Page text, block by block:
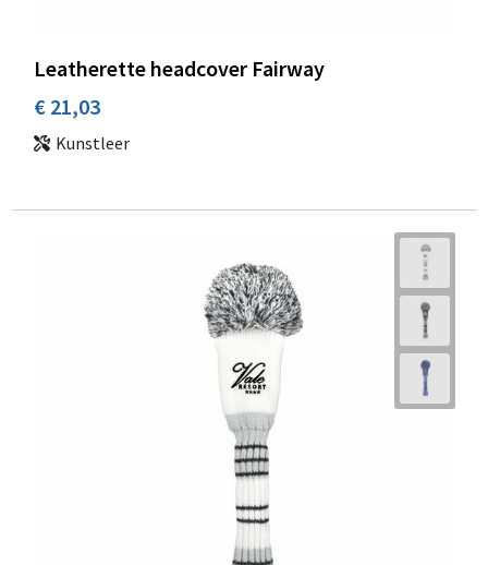
Leatherette headcover Fairway
€ 21,03
Kunstleer